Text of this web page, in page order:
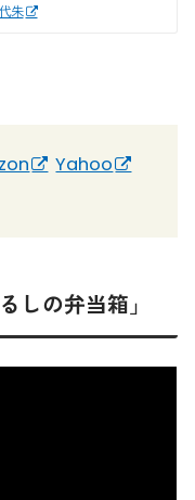
朱
Yahoo
しの弁当箱」